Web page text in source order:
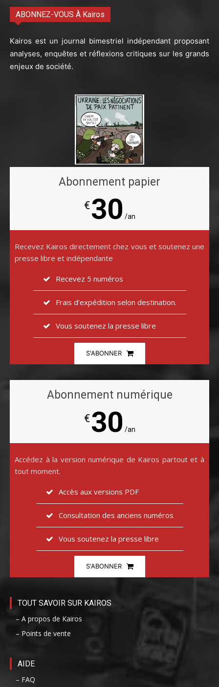
ABONNEZ-VOUS À Kairos
Kairos est un journal bimestriel indépendant proposant
analyses, enquêtes et réflexions critiques sur les grands
enjeux de société.
Abonnement papier
€30 /an
Recevez Kairos directement chez vous et soutenez une
presse libre et indépendante
Recevez 5 numéros
Frais d’expédition selon destination.
Vous soutenez la presse libre
S'ABONNER
Abonnement numérique
€30 /an
Accédez à la version numérique de Kairos partout et à
tout moment.
Accès aux versions PDF
Consultation des anciens numéros
Vous soutenez la presse libre
S'ABONNER
TOUT SAVOIR SUR KAIROS
– A propos de Kairos
– Points de vente
AIDE
– FAQ